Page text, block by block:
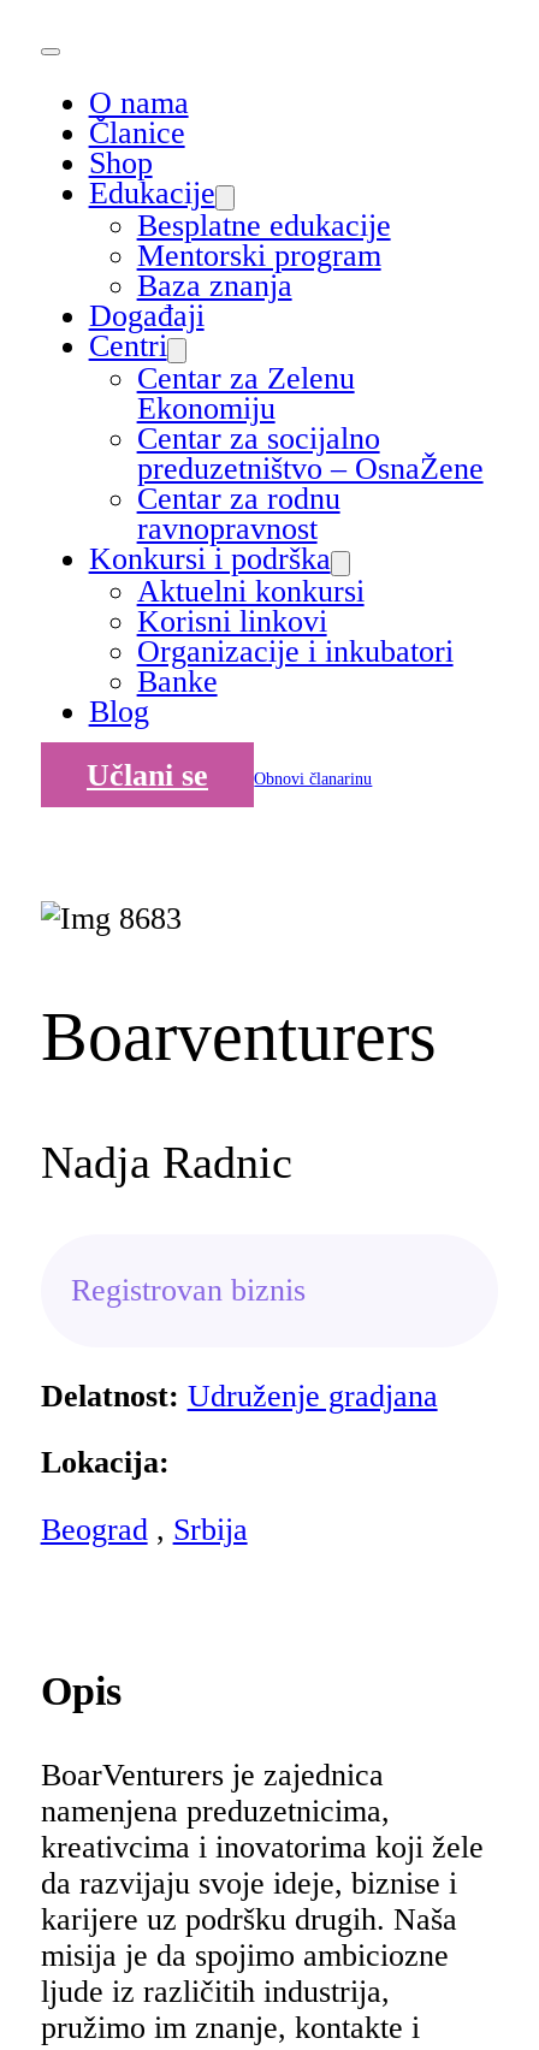
O nama
Članice
Shop
Edukacije
Besplatne edukacije
Mentorski program
Baza znanja
Događaji
Centri
Centar za Zelenu
Ekonomiju
Centar za socijalno
preduzetništvo – OsnaŽene
Centar za rodnu
ravnopravnost
Konkursi i podrška
Aktuelni konkursi
Korisni linkovi
Organizacije i inkubatori
Banke
Blog
Učlani se
Obnovi članarinu
Boarventurers
Nadja Radnic
Registrovan biznis
Delatnost: Udruženje gradjana
Lokacija:
Beograd , Srbija
Opis
BoarVenturers je zajednica
namenjena preduzetnicima,
kreativcima i inovatorima koji žele
da razvijaju svoje ideje, biznise i
karijere uz podršku drugih. Naša
misija je da spojimo ambiciozne
ljude iz različitih industrija,
pružimo im znanje, kontakte i